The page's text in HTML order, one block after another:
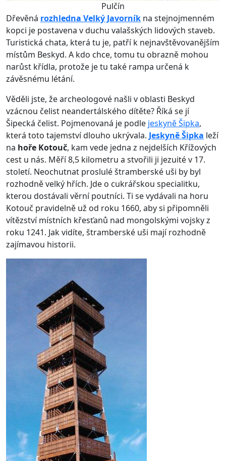
Pulčín
Dřevěná rozhledna Velký Javorník na stejnojmenném
kopci je postavena v duchu valašských lidových staveb.
Turistická chata, která tu je, patří k nejnavštěvovanějším
místům Beskyd. A kdo chce, tomu tu obrazně mohou
narůst křídla, protože je tu také rampa určená k
závěsnému létání.
Věděli jste, že archeologové našli v oblasti Beskyd
vzácnou čelist neandertálského dítěte? Říká se jí
Šipecká čelist. Pojmenovaná je podle jeskyně Šipka,
která toto tajemství dlouho ukrývala. Jeskyně Šipka leží
na hoře Kotouč, kam vede jedna z nejdelších Křížových
cest u nás. Měří 8,5 kilometru a stvořili ji jezuité v 17.
století. Neochutnat proslulé štramberské uši by byl
rozhodně velký hřích. Jde o cukrářskou specialitku,
kterou dostávali věrní poutníci. Ti se vydávali na horu
Kotouč pravidelně už od roku 1660, aby si připomněli
vítězství místních křesťanů nad mongolskými vojsky z
roku 1241. Jak vidíte, štramberské uši mají rozhodně
zajímavou historii.